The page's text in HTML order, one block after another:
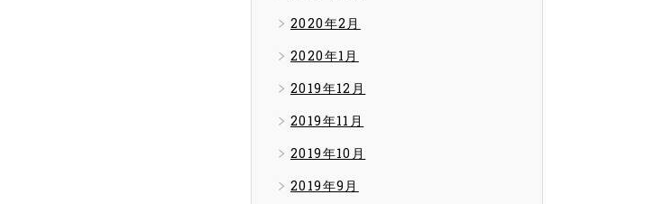
2020年2月
2020年1月
2019年12月
2019年11月
2019年10月
2019年9月